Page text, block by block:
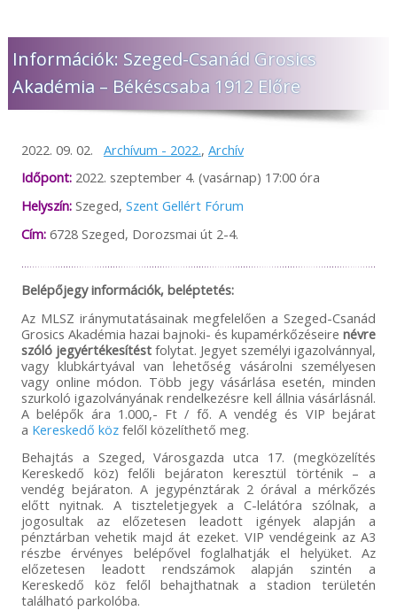
Információk: Szeged-Csanád Grosics
Akadémia – Békéscsaba 1912 Előre
2022. 09. 02. Archívum - 2022., Archív
Időpont:2022. szeptember 4. (vasárnap) 17:00 óra
Helyszín:Szeged, Szent Gellért Fórum
Cím:6728 Szeged, Dorozsmai út 2-4.
Belépőjegy információk, beléptetés:
Az MLSZ iránymutatásainak megfelelően a Szeged-Csanád
Grosics Akadémia hazai bajnoki- és kupamérkőzéseirenévre
szóló jegyértékesítést folytat. Jegyet személyi igazolvánnyal,
vagy klubkártyával van lehetőség vásárolni személyesen
vagy online módon. Több jegy vásárlása esetén, minden
szurkoló igazolványának rendelkezésre kell állnia vásárlásnál.
A belépők ára 1.000,- Ft / fő. A vendég és VIP bejárat
a Kereskedő közfelől közelíthető meg.
Behajtás a Szeged, Városgazda utca 17. (megközelítés
Kereskedő köz) felőli bejáraton keresztül történik – a
vendég bejáraton. A jegypénztárak 2 órával a mérkőzés
előtt nyitnak. A tiszteletjegyek a C-lelátóra szólnak, a
jogosultak az előzetesen leadott igények alapján a
pénztárban vehetik majd át ezeket. VIP vendégeink az A3
részbe érvényes belépővel foglalhatják el helyüket. Az
előzetesen leadott rendszámok alapján szintén a
Kereskedő köz felől behajthatnak a stadion területén
található parkolóba.